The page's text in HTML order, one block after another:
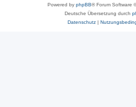
Powered by phpBB® Forum Software
Deutsche Übersetzung durch
Datenschutz|